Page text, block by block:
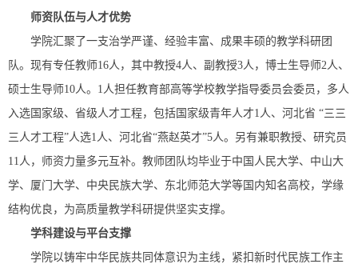
师资队伍与人才优势
学院汇聚了一支治学严谨、经验丰富、成果丰硕的教学科研团
队。现有专任教师16人，其中教授4人、副教授3人，博士生导师2人、
硕士生导师10人。1人担任教育部高等学校教学指导委员会委员，多人
入选国家级、省级人才工程，包括国家级青年人才1人、河北省 “三三
三人才工程”人选1人、河北省“燕赵英才”5人。另有兼职教授、研究员
11人，师资力量多元互补。教师团队均毕业于中国人民大学、中山大
学、厦门大学、中央民族大学、东北师范大学等国内知名高校，学缘
结构优良，为高质量教学科研提供坚实支撑。
学科建设与平台支撑
学院以铸牢中华民族共同体意识为主线，紧扣新时代民族工作主